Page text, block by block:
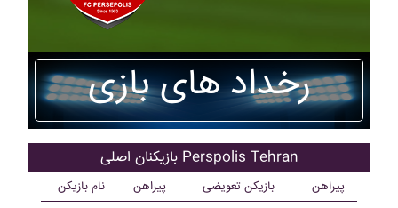
رخداد های بازی
بازیکنان اصلی Perspolis Tehran
نام بازیکن پیراهن بازیکن تعویضی پیراهن